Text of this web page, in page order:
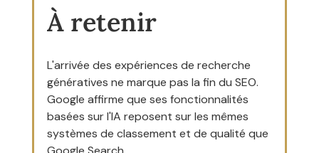
À retenir
L'arrivée des expériences de recherche
génératives ne marque pas la fin du SEO.
Google affirme que ses fonctionnalités
basées sur l'IA reposent sur les mêmes
systèmes de classement et de qualité que